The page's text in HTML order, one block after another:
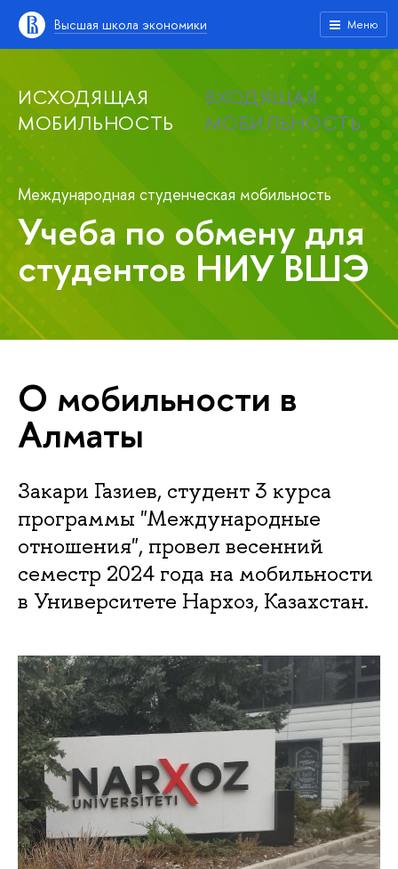
Высшая школа экономики Меню
ИСХОДЯЩАЯ
МОБИЛЬНОСТЬ
ВХОДЯЩАЯ
МОБИЛЬНОСТЬ
Международная студенческая мобильность
Учеба по обмену для
студентов НИУ ВШЭ
О мобильности в
Алматы
Закари Газиев, студент 3 курса
программы "Международные
отношения", провел весенний
семестр 2024 года на мобильности
в Университете Нархоз, Казахстан.